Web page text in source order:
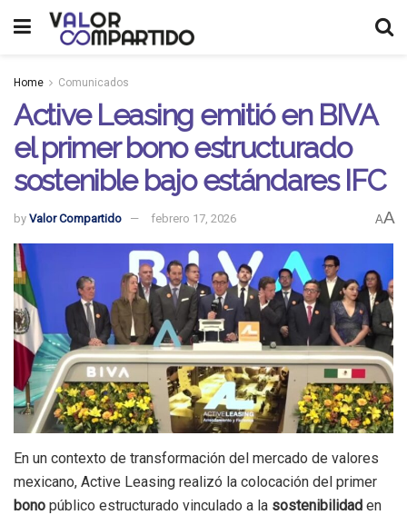
Home Comunicados
Active Leasing emitió en BIVA
el primer bono estructurado
sostenible bajo estándares IFC
by Valor Compartido febrero 17, 2026 AA
En un contexto de transformación del mercado de valores
mexicano, Active Leasing realizó la colocación del primer
bono público estructurado vinculado a la sostenibilidad en